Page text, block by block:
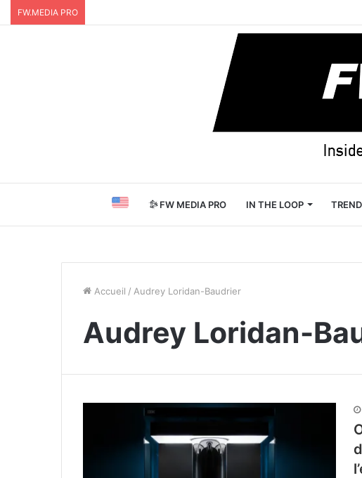
FW.MEDIA PRO
FW MEDIA PRO IN THE LOOP
Accueil / Audrey Loridan-Baudrier
Audrey Loridan-